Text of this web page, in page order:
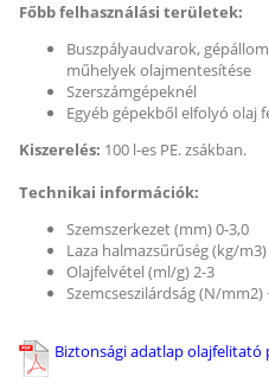
Főbb felhasználási területek:
Buszpályaudvarok,
műhelyek olajmentesítése
Szerszámgépeknél
Egyéb gépekből elfolyó olaj
Kiszerelés: 100 l-es PE. zsákban.
Technikai információk:
Szemszerkezet (mm) 0-3,0
Laza halmazsűrűség (kg/m3)
Olajfelvétel (ml/g) 2-3
Szemcseszilárdság (N/mm2)
Biztonsági adatlap olajfelitató